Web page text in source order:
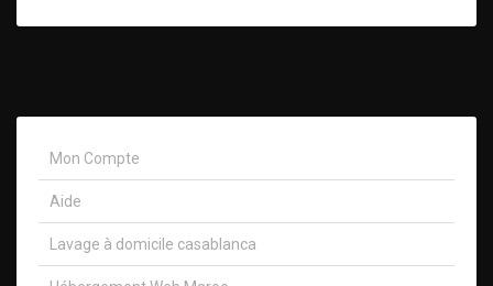
Mon Compte
Aide
Lavage à domicile casablanca